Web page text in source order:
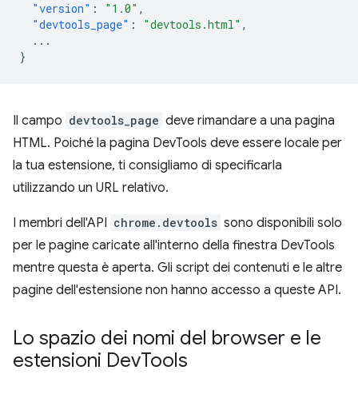
"version" : "1.0" ,
"devtools_page" : "devtools.html" ,
...
}
Il campo devtools_page deve rimandare a una pagina
HTML. Poiché la pagina DevTools deve essere locale per
la tua estensione, ti consigliamo di specificarla
utilizzando un URL relativo.
I membri dell'API chrome.devtools sono disponibili solo
per le pagine caricate all'interno della finestra DevTools
mentre questa è aperta. Gli script dei contenuti e le altre
pagine dell'estensione non hanno accesso a queste API.
Lo spazio dei nomi del browser e le
estensioni DevTools